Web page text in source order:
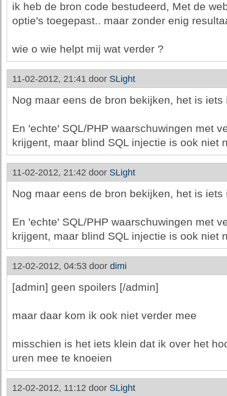
ik heb de bron code bestudeerd, Met de
optie's toegepast.. maar zonder enig
wie o wie helpt mij wat verder ?
11-02-2012, 21:41 door SLight
Nog maar eens de bron bekijken, het is iets
En 'echte' SQL/PHP waarschuwingen met
krijgent, maar blind SQL injectie is ook niet
11-02-2012, 21:42 door SLight
Nog maar eens de bron bekijken, het is iets
En 'echte' SQL/PHP waarschuwingen met
krijgent, maar blind SQL injectie is ook niet
12-02-2012, 04:53 door dimi
[admin] geen spoilers [/admin]
maar daar kom ik ook niet verder mee
misschien is het iets klein dat ik over het
uren mee te knoeien
12-02-2012, 11:12 door SLight